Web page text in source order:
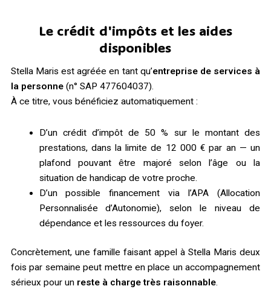
Le crédit d'impôts et les aides
disponibles
Stella Maris est agréée en tant qu’entreprise de services à
la personne (n° SAP 477604037).
À ce titre, vous bénéficiez automatiquement :
D’un crédit d’impôt de 50 % sur le montant des
prestations, dans la limite de 12 000 € par an — un
plafond pouvant être majoré selon l’âge ou la
situation de handicap de votre proche.
D’un possible financement via l’APA (Allocation
Personnalisée d’Autonomie), selon le niveau de
dépendance et les ressources du foyer.
Concrètement, une famille faisant appel à Stella Maris deux
fois par semaine peut mettre en place un accompagnement
sérieux pour un reste à charge très raisonnable.